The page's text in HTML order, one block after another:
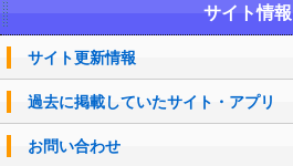
サイト情報
サイト更新情報
過去に掲載していたサイト・アプリ
お問い合わせ